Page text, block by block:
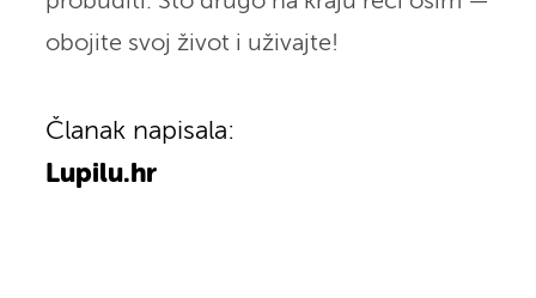
obojite svoj život i uživajte!
Članak napisala:
Lupilu.hr